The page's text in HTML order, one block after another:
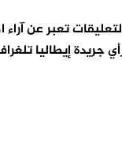
التعليقات تعبر عن
جريدة إيطاليا